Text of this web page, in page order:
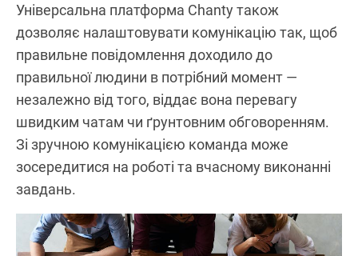
Універсальна платформа Chanty також
дозволяє налаштовувати комунікацію так, щоб
правильне повідомлення доходило до
правильної людини в потрібний момент —
незалежно від того, віддає вона перевагу
швидким чатам чи ґрунтовним обговоренням.
Зі зручною комунікацією команда може
зосередитися на роботі та вчасному виконанні
завдань.